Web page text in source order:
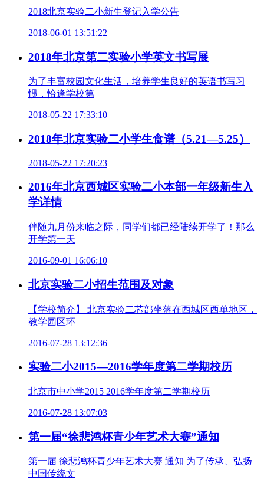
2018北京实验二小新生登记入学公告
2018-06-01 13:51:22
2018年北京第二实验小学英文书写展
为了丰富校园文化生活，培养学生良好的英语书写习
惯，恰逢学校第
2018-05-22 17:33:10
2018年北京实验二小学生食谱（5.21—5.25）
2018-05-22 17:20:23
2016年北京西城区实验二小本部一年级新生入
学详情
伴随九月份来临之际，同学们都已经陆续开学了！那么
开学第一天
2016-09-01 16:06:10
北京实验二小招生范围及对象
【学校简介】 北京实验二芯部坐落在西城区西单地区，
教学园区环
2016-07-28 13:12:36
实验二小2015—2016学年度第二学期校历
北京市中小学2015 2016学年度第二学期校历
2016-07-28 13:07:03
第一届“徐悲鸿杯青少年艺术大赛”通知
第一届 徐悲鸿杯青少年艺术大赛 通知 为了传承、弘扬
中国传统文